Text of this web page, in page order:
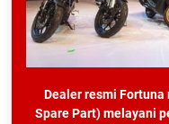
Dealer resmi Fortuna
Spare Part) melayani